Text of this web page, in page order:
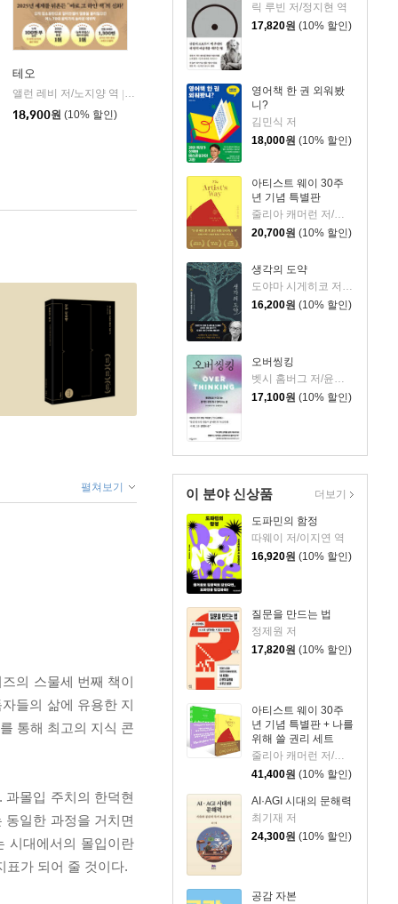
릭 루빈 저/정지현 역
17,820원 (10% 할인)
영어책 한 권 외워봤
니?
김민식 저
18,000원 (10% 할인)
아티스트 웨이 30주
년 기념 특별판
20,700원 (10% 할인)
생각의 도약
도야마 시게히코 저/전경아 역
16,200원 (10% 할인)
오버씽킹
벳시 홈버그 저/윤효원 역
17,100원 (10% 할인)
이 분야 신상품
도파민의 함정
따웨이 저/이지연 역
16,920원 (10% 할인)
질문을 만드는 법
정제원 저
17,820원 (10% 할인)
아티스트 웨이 30주
년 기념 특별판 + 나를
위해 쓸 권리 세트
줄리아 캐머런 저/박미경,박성혜 역
41,400원 (10% 할인)
AI·AGI 시대의 문해력
최기재 저
24,300원 (10% 할인)
공감 자본
더보기
테오
앨런 레비 저/노지양 역
오팬하우스
18,900원 (10% 할인)
펼쳐보기
의 스물세 번째 책이
들의 삶에 유용한 지
통해 최고의 지식 콘
과몰입 주치의 한덕현
동일한 과정을 거치면
시대에서의 몰입이란
표가 되어 줄 것이다.